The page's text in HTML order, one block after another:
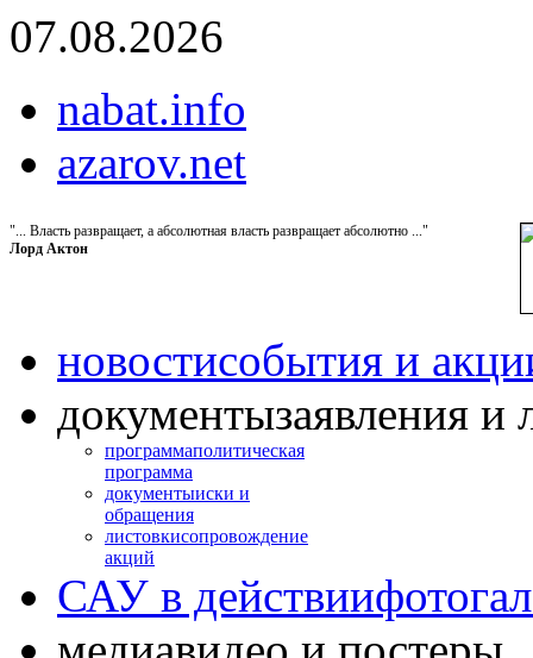
07.08.2026
nabat.info
azarov.net
"... Власть развращает, а абсолютная власть развращает абсолютно ..."
Лорд Актон
новостисобытия и
документызаявления и
программаполитическая
программа
документыиски и
обращения
листовкисопровождение
акций
САУ в действии